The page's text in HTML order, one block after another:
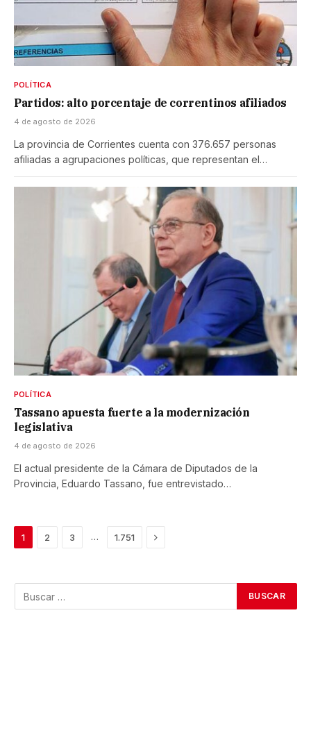
POLÍTICA
Partidos: alto porcentaje de correntinos afiliados
4 de agosto de 2026
La provincia de Corrientes cuenta con 376.657 personas
afiliadas a agrupaciones políticas, que representan el…
POLÍTICA
Tassano apuesta fuerte a la modernización
legislativa
4 de agosto de 2026
El actual presidente de la Cámara de Diputados de la
Provincia, Eduardo Tassano, fue entrevistado…
1 2 3 … 1.751 Next